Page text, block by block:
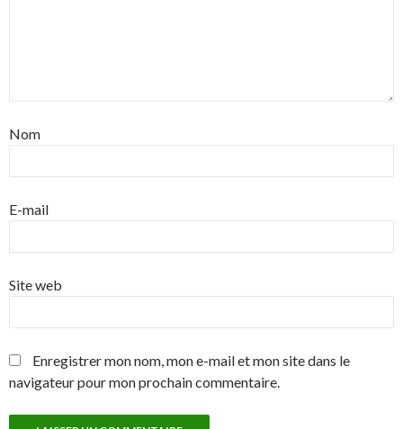
Nom
E-mail
Site web
Enregistrer mon nom, mon e-mail et mon site dans le
navigateur pour mon prochain commentaire.